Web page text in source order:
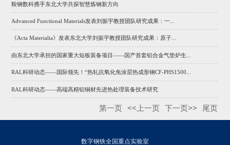
鞍钢数科携手东北大学共探智慧炼钢新方向
Advanced Functional Materials发表刘振宇教授团队研究成果：一...
《Acta Materialia》发表东北大学刘振宇教授团队研究成果：原子...
由东北大学承担的国家重大短板装备项目——国产首套铝合金气垫炉生...
RAL科研动态——国际领先！“热轧抗氧化免涂层热成形钢CF-PHS1500...
RAL科研动态——高端高精铝铜材先进热处理装备技术研究
第一页 <<上一页 下一页>> 尾页
数字钢铁全国重点实验室